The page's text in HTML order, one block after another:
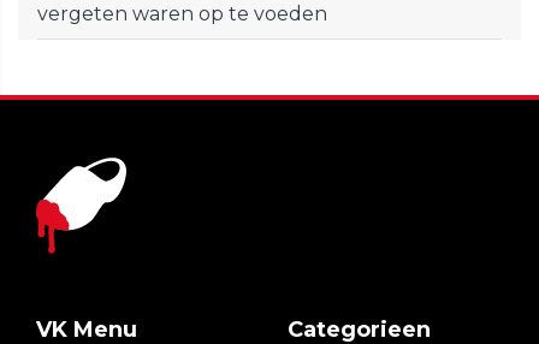
vergeten waren op te voeden
VK Menu Categorieen